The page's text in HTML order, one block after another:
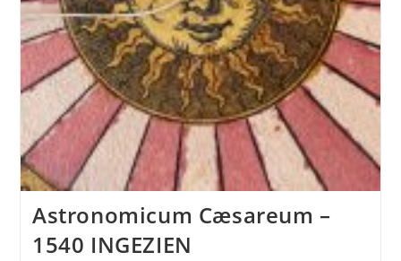
Astronomicum Cæsareum –
1540 INGEZIEN